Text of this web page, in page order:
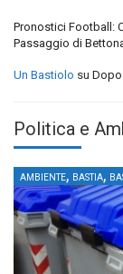
Pronostici Football:
Passaggio di
Un Bastiolo su Dopo
Politica e
AMBIENTE, BASTIA,